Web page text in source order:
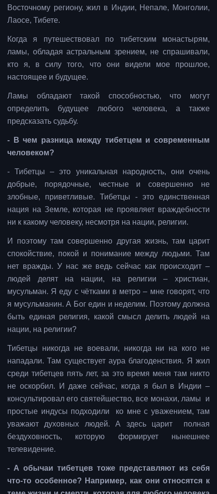
Восточному региону, жил в Индии, Непале, Монголии,
Лаосе, Тибете.
Когда я путешествовал по тибетским монастырям,
ламы, обладая астральным зрением, не спрашивали,
кто я, в силу того, что они видели мое прошлое,
настоящее и будущее.
Ламы обладают такой способностью, что могут
определить будущее любого человека, а также
предсказать судьбу.
- В чем разница между тибетцем и современным
человеком?
- Тибетцы – это уникальная народность, они очень
добрые, порядочные, честные и совершенно не
злобные, приветливые. Тибетцы - это единственная
нация на Земле, которая не проявляет враждебности
ни к какому человеку, несмотря на нации, религии.
И поэтому там совершенно другая жизнь, там царит
спокойствие, покой и понимание между людьми. Там
нет вражды. У нас же ведь сейчас как происходит –
людей делят на нации, на религии – христиан,
мусульман. Я еду с чётками в метро – мне говорят, что
я мусульманин. А Бог един и неделим. Поэтому должна
быть единая религия, какой смысл делить людей на
нации, на религии?
Тибетцы никогда не воевали, никогда ни на кого не
нападали. Там существует аура благоденствия. Я жил
среди тибетцев пять лет, за это время меня там никто
не оскорбил. И даже сейчас, когда я был в Индии –
консультировал его святейшество, все монахи, ламы и
простые индусы подходили ко мне с уважением, там
уважают духовных людей. А здесь царит полная
бездуховность, которую формирует нынешнее
телевидение.
- А обычаи тибетцев тоже представляют из себя
что-то особенное? Например, как они относятся к